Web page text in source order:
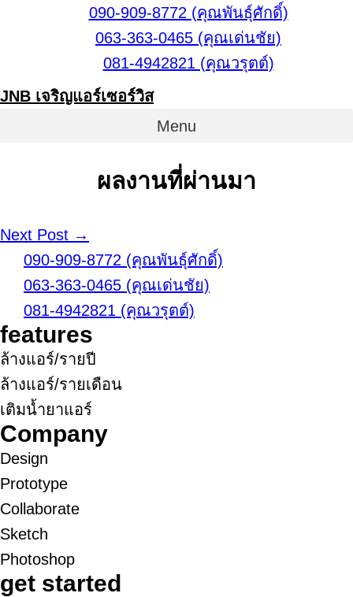
090-909-8772 (คุณพันธุ์ศักดิ์)
063-363-0465 (คุณเด่นชัย)
081-4942821 (คุณวรุตต์)
JNB เจริญแอร์เซอร์วิส
Menu
ผลงานที่ผ่านมา
Post
Navigation
Next Post →
090-909-8772 (คุณพันธุ์ศักดิ์)
063-363-0465 (คุณเด่นชัย)
081-4942821 (คุณวรุตต์)
features
ล้างแอร์/รายปี
ล้างแอร์/รายเดือน
เติมน้ำยาแอร์
Company
Design
Prototype
Collaborate
Sketch
Photoshop
get started